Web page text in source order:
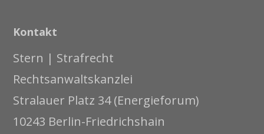
Kontakt
Stern | Strafrecht
Rechtsanwaltskanzlei
Stralauer Platz 34 (Energieforum)
10243 Berlin-Friedrichshain